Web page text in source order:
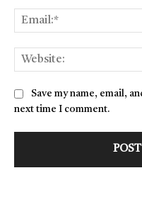
Save my name, email,
next time I comment.